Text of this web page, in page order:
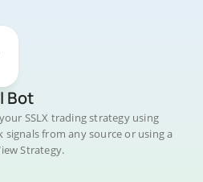
Bot
SSLX trading strategy using
signals from any source or using a
Strategy.